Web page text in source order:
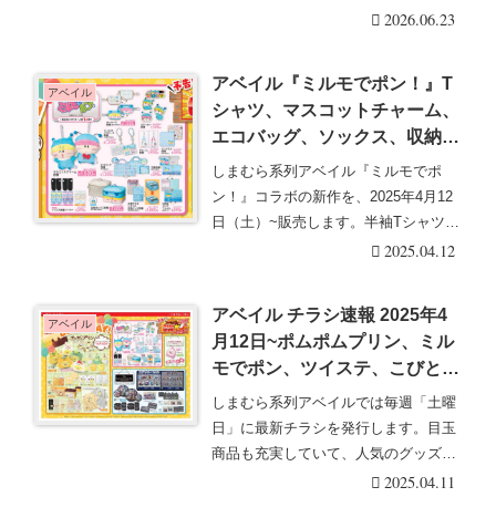
売日、ラインナップ・・・続きを読む
2026.06.23
アベイル
アベイル『ミルモでポン！』T
シャツ、マスコットチャーム、
エコバッグ、ソックス、収納ボ
ックスなどが2025/4/12より新
発売！口コミ、売り切れ、入荷
数、販売状況まとめ！
しまむら系列アベイル『ミルモでポ
ン！』コラボの新作を、2025年4月12
日（土）~販売します。半袖Tシャツ、
チャーム、エ・・・続きを読む2025.04.12
アベイル
アベイル チラシ速報 2025年4
月12日~ポムポムプリン、ミル
モでポン、ツイステ、こびとづ
かんコラボも新発売！
しまむら系列アベイルでは毎週「土曜
日」に最新チラシを発行します。目玉
商品も充実していて、人気のグッズは
発売後即売り切れに・・・続きを読む
2025.04.11